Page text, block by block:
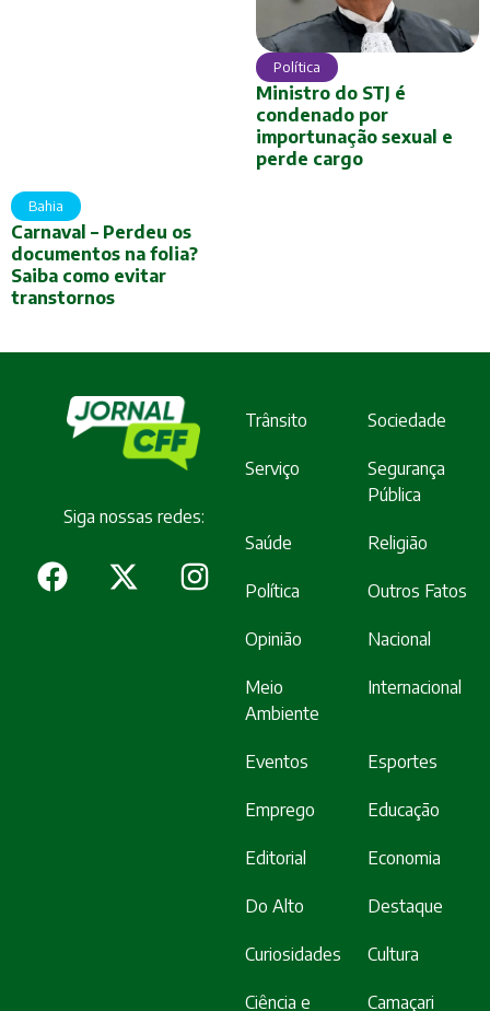
Política
Ministro do STJ é
condenado por
importunação sexual e
perde cargo
Bahia
Carnaval – Perdeu os
documentos na folia?
Saiba como evitar
transtornos
Siga nossas redes:
Trânsito Sociedade
Serviço
Segurança
Pública
Saúde Religião
Política Outros Fatos
Opinião Nacional
Meio
Ambiente
Internacional
Eventos Esportes
Emprego Educação
Editorial Economia
Do Alto Destaque
Curiosidades Cultura
Ciência e Camaçari